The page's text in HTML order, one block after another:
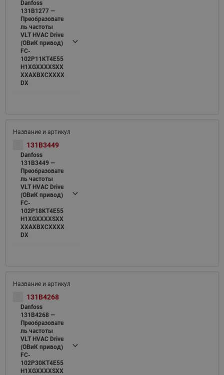
Danfoss
131B1277 —
Преобразовате
ль частоты
VLT HVAC Drive
(ОВиК привод)
FC-
102P11KT4E55
H1XGXXXXSXX
XXAXBXCXXXX
DX
131B3449
Danfoss
131B3449 —
Преобразовате
ль частоты
VLT HVAC Drive
(ОВиК привод)
FC-
102P18KT4E55
H1XGXXXXSXX
XXAXBXCXXXX
DX
131B4268
Danfoss
131B4268 —
Преобразовате
ль частоты
VLT HVAC Drive
(ОВиК привод)
FC-
102P30KT4E55
H1XGXXXXSXX